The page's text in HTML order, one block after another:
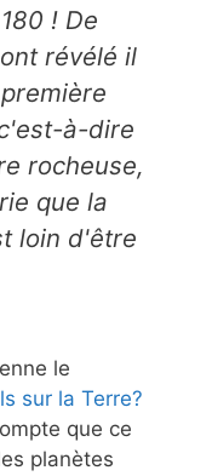
! De
révélé il
à-dire
rocheuse,
que la
loin d'être
le
sur la Terre?
que ce
planètes